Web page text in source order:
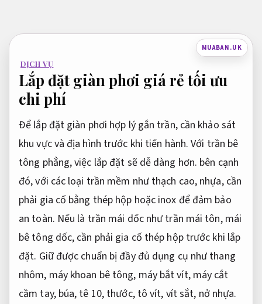
nội
dung
MUABAN.UK
DỊCH VỤ
Lắp đặt giàn phơi giá rẻ tối ưu
chi phí
Để lắp đặt giàn phơi hợp lý gắn trần, cần khảo sát
khu vực và địa hình trước khi tiến hành. Với trần bê
tông phẳng, việc lắp đặt sẽ dễ dàng hơn. bên cạnh
đó, với các loại trần mềm như thạch cao, nhựa, cần
phải gia cố bằng thép hộp hoặc inox để đảm bảo
an toàn. Nếu là trần mái dốc như trần mái tôn, mái
bê tông dốc, cần phải gia cố thép hộp trước khi lắp
đặt. Giữ được chuẩn bị đầy đủ dụng cụ như thang
nhôm, máy khoan bê tông, máy bắt vít, máy cắt
cầm tay, búa, tê 10, thước, tô vít, vít sắt, nở nhựa.